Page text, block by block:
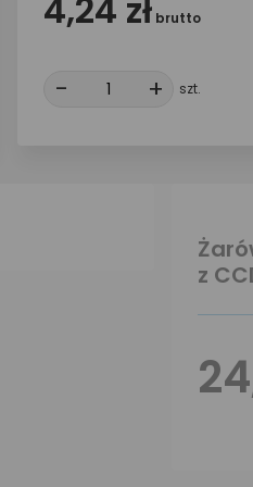
4,24 zł brutto
- + +
szt.
z